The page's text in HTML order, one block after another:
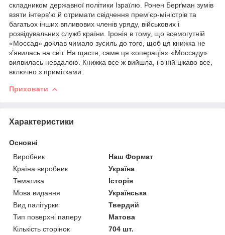
складником державної політики Ізраїлю. Ронен Берґман зумів
взяти інтерв’ю й отримати свідчення прем’єр-міністрів та
багатьох інших впливових членів уряду, військових і
розвідувальних служб країни. Іронія в тому, що всемогутній
«Моссад» доклав чимало зусиль до того, щоб ця книжка не
з’явилась на світ. На щастя, саме ця «операція» «Моссаду»
виявилась невдалою. Книжка все ж вийшла, і в ній цікаво все,
включно з примітками.
Приховати
Характеристики
Основні
Виробник
Наш Формат
Країна виробник
Україна
Тематика
Історія
Мова видання
Українська
Вид палітурки
Твердий
Тип поверхні паперу
Матова
Кількість сторінок
704 шт.